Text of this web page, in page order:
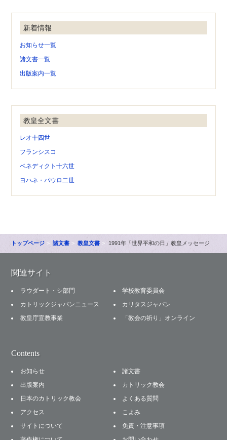
新着情報
お知らせ一覧
諸文書一覧
出版案内一覧
教皇全文書
レオ十四世
フランシスコ
ベネディクト十六世
ヨハネ・パウロ二世
トップページ 諸文書 教皇文書 1991年「世界平和の日」教皇メッセージ
関連サイト
ラウダート・シ部門
学校教育委員会
カトリックジャパンニュース
カリタスジャパン
教皇庁宣教事業
「教会の祈り」オンライン
Contents
お知らせ
諸文書
出版案内
カトリック教会
日本のカトリック教会
よくある質問
アクセス
こよみ
サイトについて
免責・注意事項